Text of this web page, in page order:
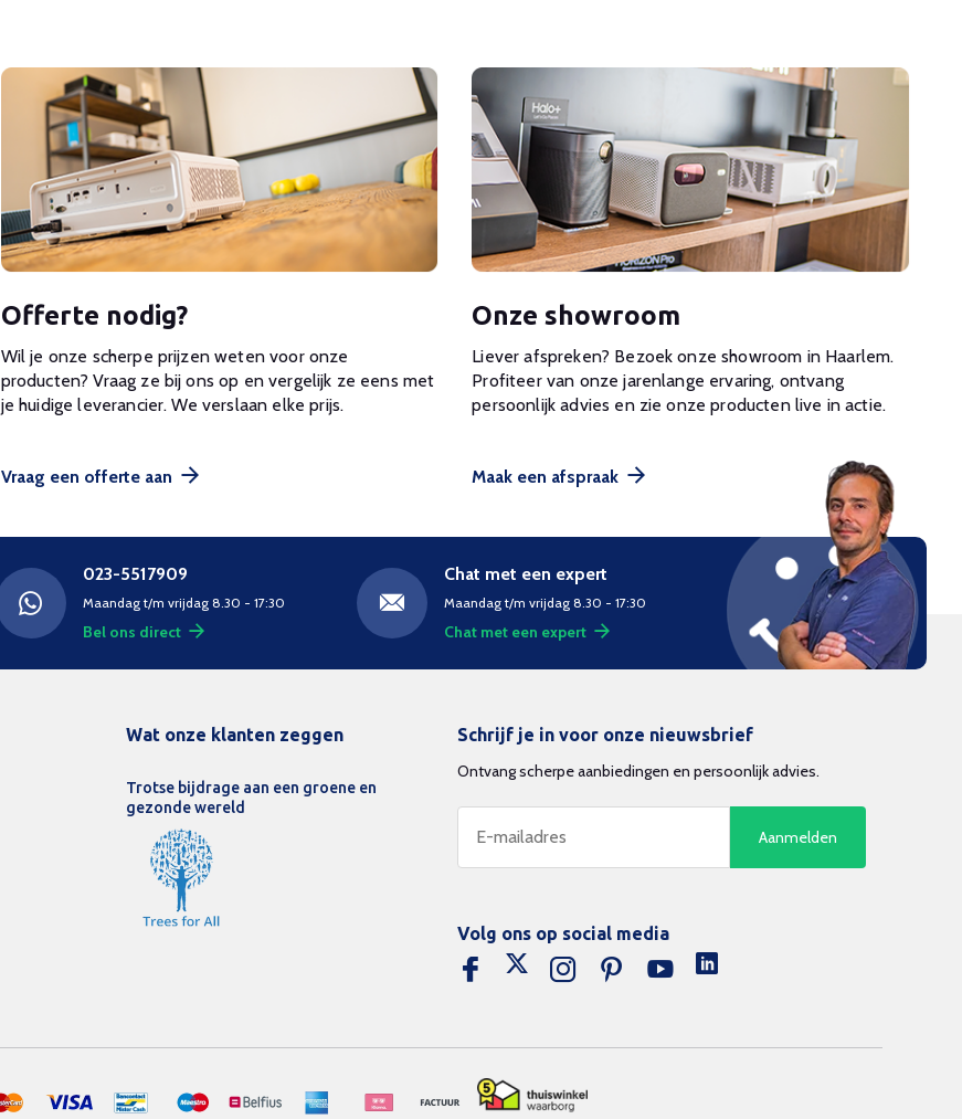
Offerte nodig?
Wil je onze scherpe prijzen weten voor onze
producten? Vraag ze bij ons op en vergelijk ze eens met
je huidige leverancier. We verslaan elke prijs.
Vraag een offerte aan
Onze showroom
Liever afspreken? Bezoek onze showroom in Haarlem.
Profiteer van onze jarenlange ervaring, ontvang
persoonlijk advies en zie onze producten live in actie.
Maak een afspraak
023-5517909
Maandag t/m vrijdag 8.30 - 17:30
Bel ons direct
Chat met een expert
Maandag t/m vrijdag 8.30 - 17:30
Chat met een expert
Wat onze klanten zeggen
Trotse bijdrage aan een groene en
gezonde wereld
Schrijf je in voor onze nieuwsbrief
Ontvang scherpe aanbiedingen en persoonlijk advies.
Aanmelden
Volg ons op social media